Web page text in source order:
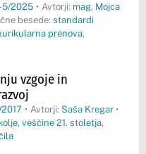
5/2025 • Avtorji: mag. Mojca
besede: standardi
prenova,
vzgoje in
• Avtorji: Saša Kregar •
, veščine 21. stoletja,